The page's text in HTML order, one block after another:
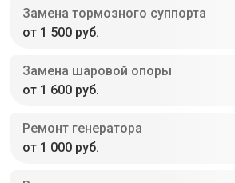
Замена тормозного суппорта
от 1 500 руб.
Замена шаровой опоры
от 1 600 руб.
Ремонт генератора
от 1 000 руб.